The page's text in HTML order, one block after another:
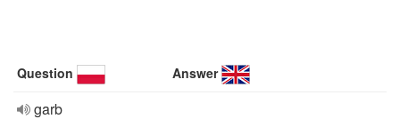
Question Answer
garb